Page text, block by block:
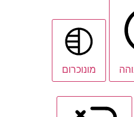
מונוכרום